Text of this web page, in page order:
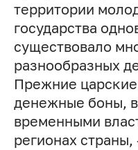
территории
государства
существовало
разнообразных
Прежние
денежные боны,
временными
регионах